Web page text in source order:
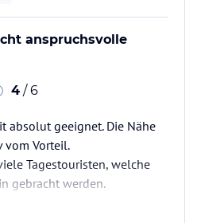
anspruchsvolle
4 / 6
absolut geeignet. Die Nähe
vom Vorteil.
Tagestouristen, welche
gebracht werden.